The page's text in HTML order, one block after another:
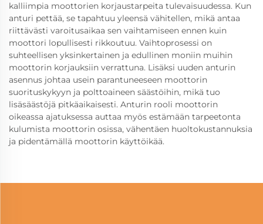
kalliimpia moottorien korjaustarpeita tulevaisuudessa. Kun
anturi pettää, se tapahtuu yleensä vähitellen, mikä antaa
riittävästi varoitusaikaa sen vaihtamiseen ennen kuin
moottori lopullisesti rikkoutuu. Vaihtoprosessi on
suhteellisen yksinkertainen ja edullinen moniin muihin
moottorin korjauksiin verrattuna. Lisäksi uuden anturin
asennus johtaa usein parantuneeseen moottorin
suorituskykyyn ja polttoaineen säästöihin, mikä tuo
lisäsäästöjä pitkäaikaisesti. Anturin rooli moottorin
oikeassa ajatuksessa auttaa myös estämään tarpeetonta
kulumista moottorin osissa, vähentäen huoltokustannuksia
ja pidentämällä moottorin käyttöikää.